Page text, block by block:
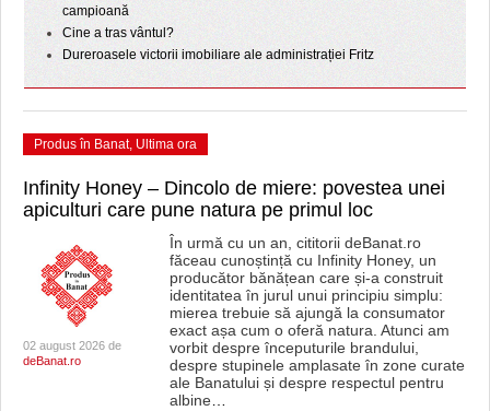
campioană
Cine a tras vântul?
Dureroasele victorii imobiliare ale administrației Fritz
Produs în Banat, Ultima ora
Infinity Honey – Dincolo de miere: povestea unei
apiculturi care pune natura pe primul loc
02 august 2026 de
deBanat.ro
În urmă cu un an, cititorii deBanat.ro
făceau cunoștință cu Infinity Honey, un
producător bănățean care și-a construit
identitatea în jurul unui principiu simplu:
mierea trebuie să ajungă la consumator
exact așa cum o oferă natura. Atunci am
vorbit despre începuturile brandului,
despre stupinele amplasate în zone curate
ale Banatului și despre respectul pentru
albine…